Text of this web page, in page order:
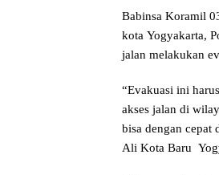
Babinsa Koramil
kota Yogyakarta,
jalan melakukan
“Evakuasi ini
akses jalan di
bisa dengan cepat
Ali Kota Baru